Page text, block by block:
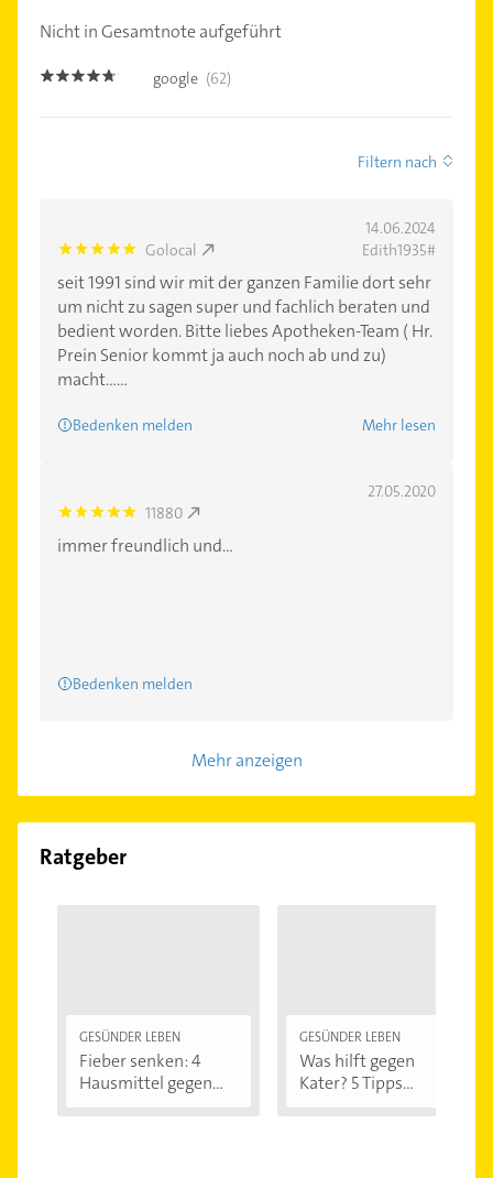
Nicht in Gesamtnote aufgeführt
4.6 google (62)
Filtern nach
14.06.2024
5.0 Golocal Edith1935#
seit 1991 sind wir mit der ganzen Familie dort sehr
um nicht zu sagen super und fachlich beraten und
bedient worden. Bitte liebes Apotheken-Team ( Hr.
Prein Senior kommt ja auch noch ab und zu)
macht......
Bedenken melden Mehr lesen
27.05.2020
5.0 11880
immer freundlich und...
Bedenken melden
Mehr anzeigen
Ratgeber
GESÜNDER LEBEN
Fieber senken: 4
Hausmittel gegen...
GESÜNDER LEBEN
Was hilft gegen
Kater? 5 Tipps...